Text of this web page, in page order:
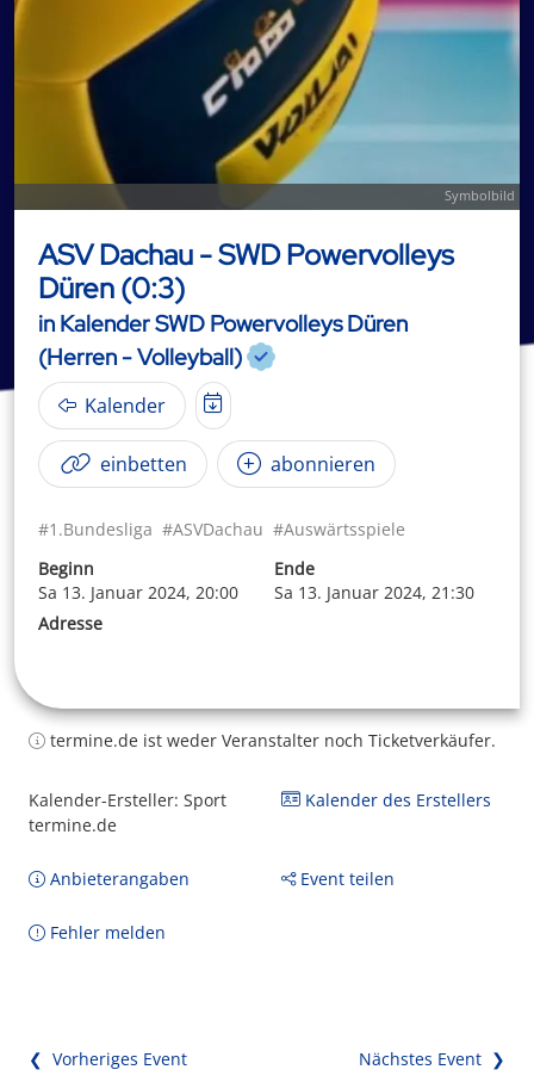
Symbolbild
ASV Dachau - SWD Powervolleys
Düren (0:3)
in Kalender SWD Powervolleys Düren
(Herren - Volleyball)
Kalender
einbetten abonnieren
#1.Bundesliga #ASVDachau #Auswärtsspiele
Beginn
Sa 13. Januar 2024, 20:00
Ende
Sa 13. Januar 2024, 21:30
Adresse
termine.de ist weder Veranstalter noch Ticketverkäufer.
Kalender-Ersteller: Sport
termine.de
Kalender des Erstellers
Anbieterangaben Event teilen
Fehler melden
❮ Vorheriges Event Nächstes Event ❯